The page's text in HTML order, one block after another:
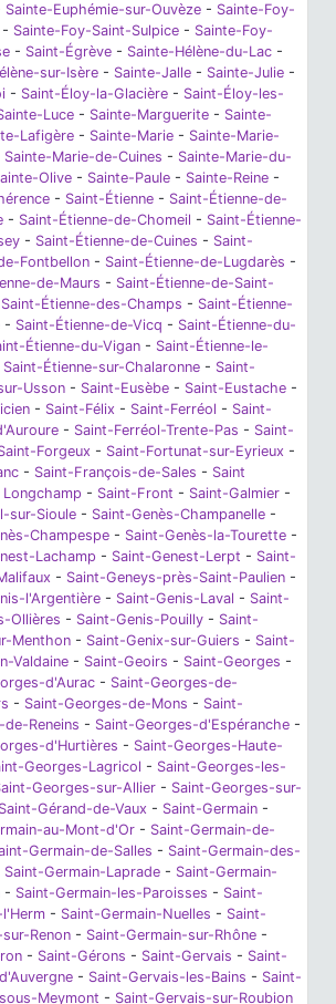
Sainte-Euphémie-sur-Ouvèze - Sainte-Foy-
- Sainte-Foy-Saint-Sulpice - Sainte-Foy-
- Saint-Égrève - Sainte-Hélène-du-Lac -
sur-Isère - Sainte-Jalle - Sainte-Julie -
- Saint-Éloy-la-Glacière - Saint-Éloy-les-
Luce - Sainte-Marguerite - Sainte-
Lafigère - Sainte-Marie - Sainte-Marie-
Sainte-Marie-de-Cuines - Sainte-Marie-du-
Olive - Sainte-Paule - Sainte-Reine -
- Saint-Étienne - Saint-Étienne-de-
- Saint-Étienne-de-Chomeil - Saint-Étienne-
- Saint-Étienne-de-Cuines - Saint-
Fontbellon - Saint-Étienne-de-Lugdarès -
de-Maurs - Saint-Étienne-de-Saint-
Saint-Étienne-des-Champs - Saint-Étienne-
- Saint-Étienne-de-Vicq - Saint-Étienne-du-
Étienne-du-Vigan - Saint-Étienne-le-
Saint-Étienne-sur-Chalaronne - Saint-
Usson - Saint-Eusèbe - Saint-Eustache -
- Saint-Félix - Saint-Ferréol - Saint-
- Saint-Ferréol-Trente-Pas - Saint-
Forgeux - Saint-Fortunat-sur-Eyrieux -
- Saint-François-de-Sales - Saint
- Saint-Front - Saint-Galmier -
sur-Sioule - Saint-Genès-Champanelle -
Champespe - Saint-Genès-la-Tourette -
Lachamp - Saint-Genest-Lerpt - Saint-
- Saint-Geneys-près-Saint-Paulien -
l'Argentière - Saint-Genis-Laval - Saint-
Ollières - Saint-Genis-Pouilly - Saint-
Menthon - Saint-Genix-sur-Guiers - Saint-
Valdaine - Saint-Geoirs - Saint-Georges -
d'Aurac - Saint-Georges-de-
- Saint-Georges-de-Mons - Saint-
Reneins - Saint-Georges-d'Espéranche -
d'Hurtières - Saint-Georges-Haute-
Georges-Lagricol - Saint-Georges-les-
Georges-sur-Allier - Saint-Georges-sur-
Saint-Gérand-de-Vaux - Saint-Germain -
au-Mont-d'Or - Saint-Germain-de-
Germain-de-Salles - Saint-Germain-des-
Saint-Germain-Laprade - Saint-Germain-
- Saint-Germain-les-Paroisses - Saint-
- Saint-Germain-Nuelles - Saint-
Renon - Saint-Germain-sur-Rhône -
- Saint-Gérons - Saint-Gervais - Saint-
- Saint-Gervais-les-Bains - Saint-
Meymont - Saint-Gervais-sur-Roubion